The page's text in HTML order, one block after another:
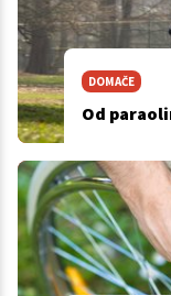
DOMAČE
Od